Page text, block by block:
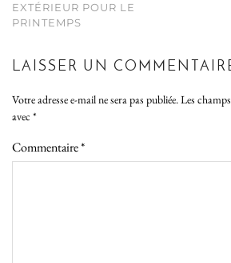
EXTÉRIEUR POUR LE
PRINTEMPS
LAISSER UN
Votre adresse e-mail ne sera pas publiée.Les
avec *
Commentaire*